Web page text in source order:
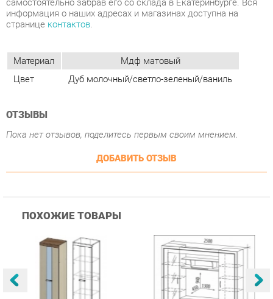
Цвет
Дуб молочный/светло-зеленый/ваниль
Пока нет отзывов, поделитесь первым своим мнением.
ДОБАВИТЬ ОТЗЫВ
ПОХОЖИЕ ТОВАРЫ
Атлантида-2 Венге-дуб
Белфорд
25 223 ₽ Купить
Гостиная Витра
Симфония 7.10
55 482 ₽